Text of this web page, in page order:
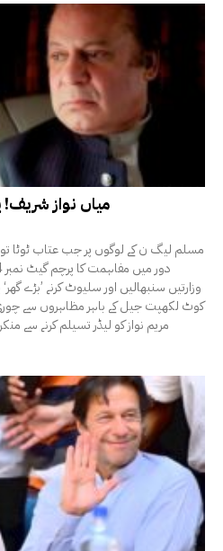
میاں نواز
مسلم لیگ ن کے لوگوں پر جب عتاب ٹوٹا تو
وزارتیں سنبھالیں اور سلیوٹ کرنے ’بڑے
کوٹ لکھپت جیل کے باہر مظاہروں سے
مریم نواز کو لیڈر تسیلم کرنے سے